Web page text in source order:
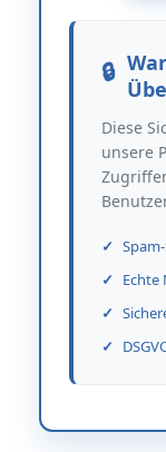
Diese
unsere
Echte